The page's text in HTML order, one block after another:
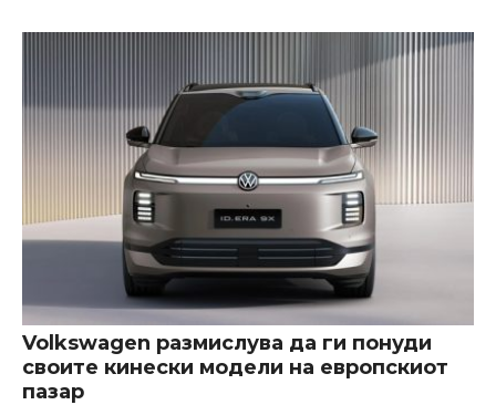
Volkswagen размислува да ги понуди
своите кинески модели на европскиот
пазар